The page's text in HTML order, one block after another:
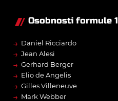
Osobnosti formule 1
→ Daniel Ricciardo
→ Jean Alesi
→ Gerhard Berger
→ Elio de Angelis
→ Gilles Villeneuve
→ Mark Webber